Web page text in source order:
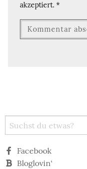
akzeptiert. *
Facebook
Bloglovin‘